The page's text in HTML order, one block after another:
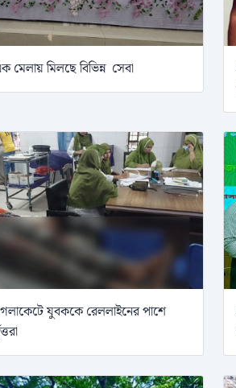
মেলায় মিলছে বিভিন্ন সেবা
গলাকেটে যুবককে রেললাইনের পাশে